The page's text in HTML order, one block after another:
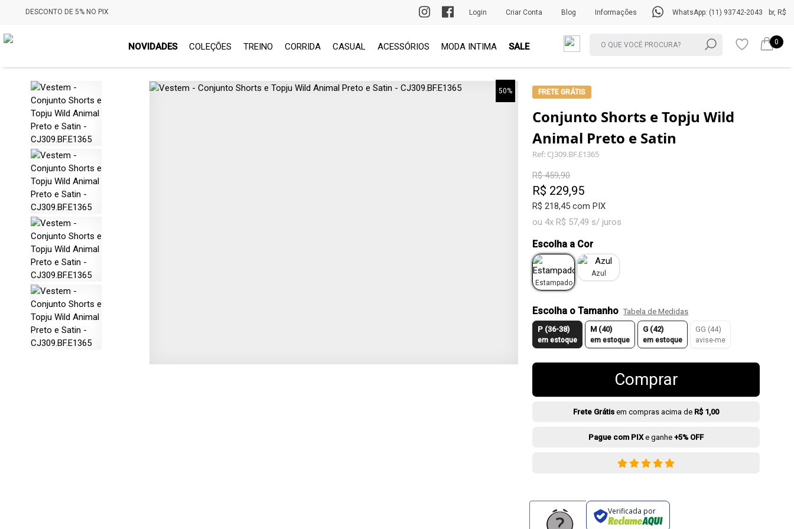
DESCONTO DE 5% NO PIX PRIMEIRA TROCA GRÁTIS br, R$
WhatsApp: (11) 93742-2043
Informações
Blog
Criar Conta
Login
NOVIDADES COLEÇÕES TREINO CORRIDA CASUAL ACESSÓRIOS MODA INTIMA SALE 0
50% FRETE GRÁTIS
Conjunto Shorts e Topju Wild
Animal Preto e Satin
Ref: CJ309.BF.E1365
R$ 459,90
R$ 229,95
R$ 218,45 com PIX
ou 4x R$ 57,49 s/ juros
Escolha a Cor
Estampado
Azul
Escolha o Tamanho Tabela de Medidas
P (36-38)
em estoque
M (40)
em estoque
G (42)
em estoque
GG (44)
avise-me
Comprar
Frete Grátis em compras acima de R$ 1,00
Pague com PIXe ganhe+5% OFF
Verificada por